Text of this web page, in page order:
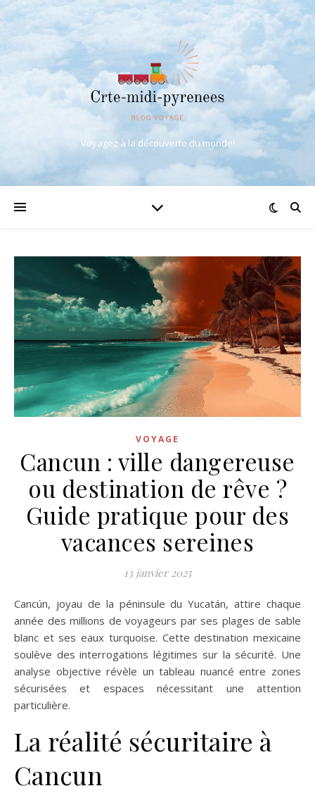
Voyagez à la découverte du monde!
VOYAGE
Cancun : ville dangereuse
ou destination de rêve ?
Guide pratique pour des
vacances sereines
13 janvier 2025
Cancún, joyau de la péninsule du Yucatán, attire chaque
année des millions de voyageurs par ses plages de sable
blanc et ses eaux turquoise. Cette destination mexicaine
soulève des interrogations légitimes sur la sécurité. Une
analyse objective révèle un tableau nuancé entre zones
sécurisées et espaces nécessitant une attention
particulière.
La réalité sécuritaire à
Cancun